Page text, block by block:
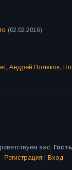
(02.02.2016)
, Андрей Поляков,
вас, Гость
Регистрация | Вход